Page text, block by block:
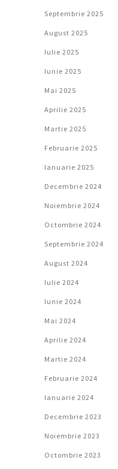
Septembrie 2025
August 2025
Iulie 2025
Iunie 2025
Mai 2025
Aprilie 2025
Martie 2025
Februarie 2025
Ianuarie 2025
Decembrie 2024
Noiembrie 2024
Octombrie 2024
Septembrie 2024
August 2024
Iulie 2024
Iunie 2024
Mai 2024
Aprilie 2024
Martie 2024
Februarie 2024
Ianuarie 2024
Decembrie 2023
Noiembrie 2023
Octombrie 2023